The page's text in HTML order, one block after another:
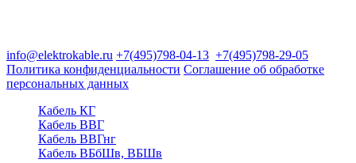
info@elektrokable.ru +7(495)798-04-13 +7(495)798-29-05
Политика конфиденциальности Соглашение об обработке
персональных данных
Кабель КГ
Кабель ВВГ
Кабель ВВГнг
Кабель ВБбШв, ВБШв